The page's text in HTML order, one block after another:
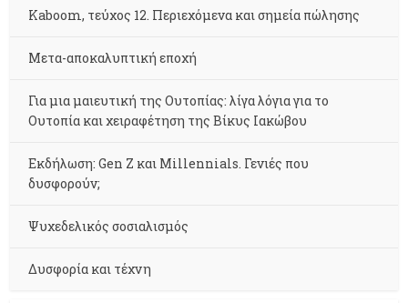
Kaboom, τεύχος 12. Περιεχόμενα και σημεία πώλησης
Μετα-αποκαλυπτική εποχή
Για μια μαιευτική της Ουτοπίας: λίγα λόγια για το
Ουτοπία και χειραφέτηση της Βίκυς Ιακώβου
Εκδήλωση: Gen Z και Millennials. Γενιές που
δυσφορούν;
Ψυχεδελικός σοσιαλισμός
Δυσφορία και τέχνη